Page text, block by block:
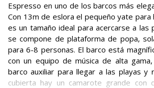
Espresso en uno de los barcos más
Con 13m de eslora el pequeño yate para
es un tamaño ideal para acercarse a las
se compone de plataforma de popa,
para 6-8 personas. El barco está
con un equipo de música de alta
barco auxiliar para llegar a las playas y
cubierta hay un camarote grande con